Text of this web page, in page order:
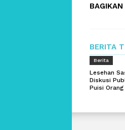
BAGIKAN
BERITA
Berita
Lesehan
Diskusi
Puisi